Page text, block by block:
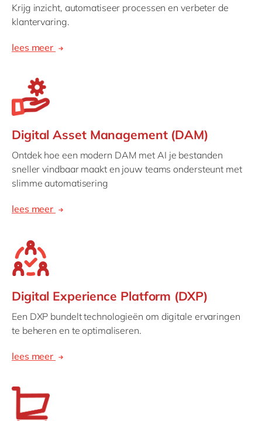
Krijg inzicht, automatiseer processen en verbeter de
klantervaring.
lees meer
Digital Asset Management (DAM)
Ontdek hoe een modern DAM met AI je bestanden
sneller vindbaar maakt en jouw teams ondersteunt met
slimme automatisering
lees meer
Digital Experience Platform (DXP)
Een DXP bundelt technologieën om digitale ervaringen
te beheren en te optimaliseren.
lees meer